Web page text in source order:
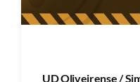
UD Oliveirense /